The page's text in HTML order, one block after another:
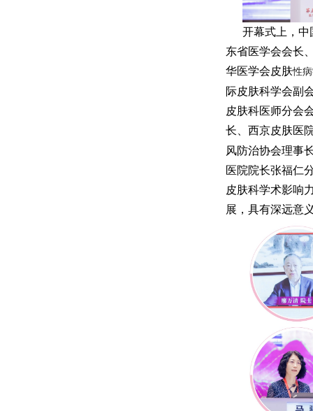
开幕式上，
东省医学会会长
华医学会皮肤性病
际皮肤科学会副
皮肤科医师分会
长、西京皮肤医
风防治协会理事
医院院长张福仁
皮肤科学术影响
展，具有深远意